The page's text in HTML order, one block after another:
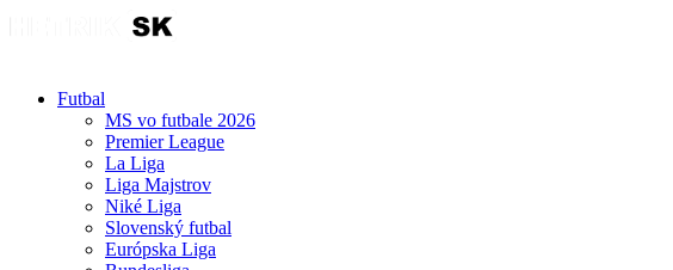
Futbal
MS vo futbale 2026
Premier League
La Liga
Liga Majstrov
Niké Liga
Slovenský futbal
Európska Liga